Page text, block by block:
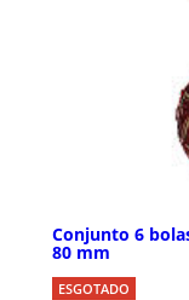
Conjunto 6
80 mm
ESGOTADO